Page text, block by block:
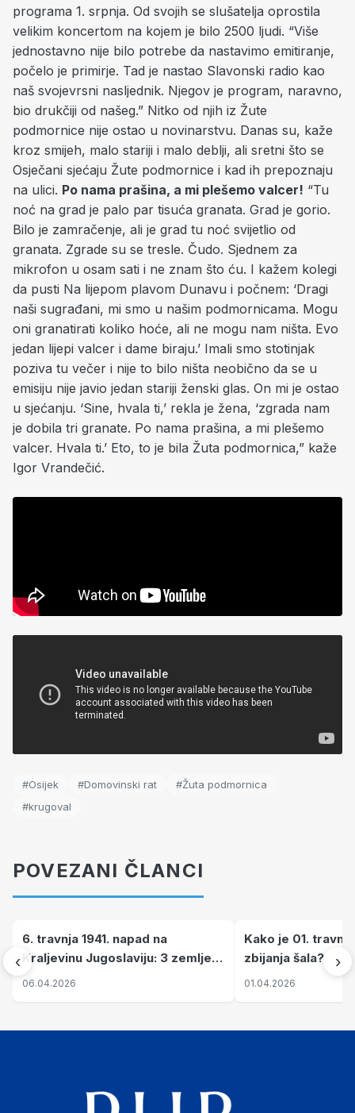
programa 1. srpnja. Od svojih se slušatelja oprostila
velikim koncertom na kojem je bilo 2500 ljudi. “Više
jednostavno nije bilo potrebe da nastavimo emitiranje,
počelo je primirje. Tad je nastao Slavonski radio kao
naš svojevrsni nasljednik. Njegov je program, naravno,
bio drukčiji od našeg.” Nitko od njih iz Žute
podmornice nije ostao u novinarstvu. Danas su, kaže
kroz smijeh, malo stariji i malo deblji, ali sretni što se
Osječani sjećaju Žute podmornice i kad ih prepoznaju
na ulici. Po nama prašina, a mi plešemo valcer! “Tu
noć na grad je palo par tisuća granata. Grad je gorio.
Bilo je zamračenje, ali je grad tu noć svijetlio od
granata. Zgrade su se tresle. Čudo. Sjednem za
mikrofon u osam sati i ne znam što ću. I kažem kolegi
da pusti Na lijepom plavom Dunavu i počnem: ‘Dragi
naši sugrađani, mi smo u našim podmornicama. Mogu
oni granatirati koliko hoće, ali ne mogu nam ništa. Evo
jedan lijepi valcer i dame biraju.’ Imali smo stotinjak
poziva tu večer i nije to bilo ništa neobično da se u
emisiju nije javio jedan stariji ženski glas. On mi je ostao
u sjećanju. ‘Sine, hvala ti,’ rekla je žena, ‘zgrada nam
je dobila tri granate. Po nama prašina, a mi plešemo
valcer. Hvala ti.’ Eto, to je bila Žuta podmornica,” kaže
Igor Vrandečić.
#Osijek #Domovinski rat
#Žuta podmornica
#krugoval
POVEZANI ČLANCI
‹
6. travnja 1941. napad na
Kraljevinu Jugoslaviju: 3 zemlje
nastale njenim raspadom
06.04.2026
Kako je 01.
zbijanja šala?
01.04.2026
›